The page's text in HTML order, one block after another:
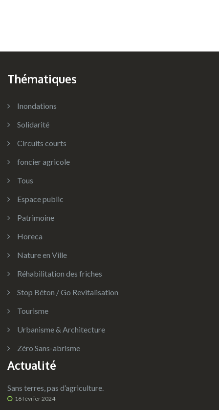
Thématiques
Inondations
Solidarité
Circuits courts
foncier agricole
Tous
Espace public
Patrimoine
Horeca
Nature en Ville
Réhabilitation des friches
Stop Béton / Go Revitalisation
Tourisme
Urbanisme & Architecture
Zéro Sans-abrisme
Actualité
Sans terres, pas d’agriculture.
16 février 2024